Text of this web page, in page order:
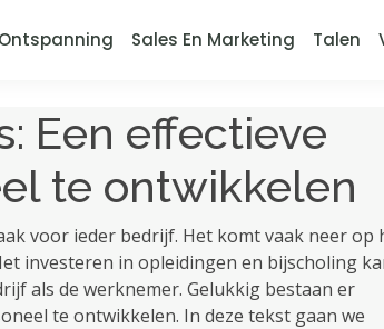
Ontspanning Sales En Marketing Talen
Een effectieve
te ontwikkelen
voor ieder bedrijf. Het komt vaak neer op
investeren in opleidingen en bijscholing
als de werknemer. Gelukkig bestaan ​​er
te ontwikkelen. In deze tekst gaan we